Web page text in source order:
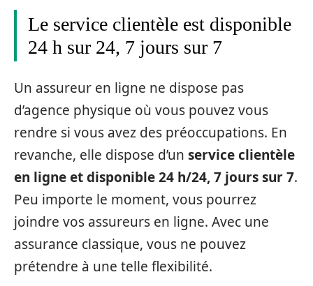
Le service clientèle est disponible
24 h sur 24, 7 jours sur 7
Un assureur en ligne ne dispose pas
d’agence physique où vous pouvez vous
rendre si vous avez des préoccupations. En
revanche, elle dispose d’un service clientèle
en ligne et disponible 24 h/24, 7 jours sur 7.
Peu importe le moment, vous pourrez
joindre vos assureurs en ligne. Avec une
assurance classique, vous ne pouvez
prétendre à une telle flexibilité.